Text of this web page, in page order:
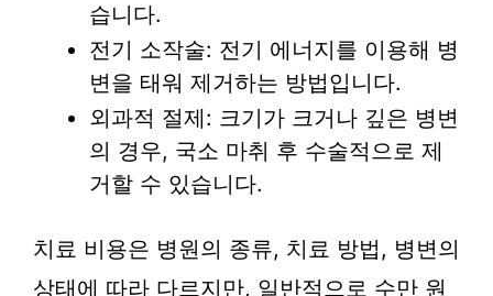
습니다.
전기 소작술: 전기 에너지를 이용해 병
변을 태워 제거하는 방법입니다.
외과적 절제: 크기가 크거나 깊은 병변
의 경우, 국소 마취 후 수술적으로 제
거할 수 있습니다.
치료 비용은 병원의 종류, 치료 방법, 병변의
상태에 따라 다르지만, 일반적으로 수만 원